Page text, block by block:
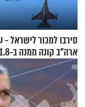
סירבו למכור לישראל -
ארה"ב קונה ממנה ב-1.8
מיליארד דולר